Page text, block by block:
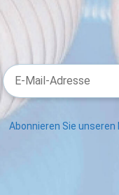
Abonnieren Sie